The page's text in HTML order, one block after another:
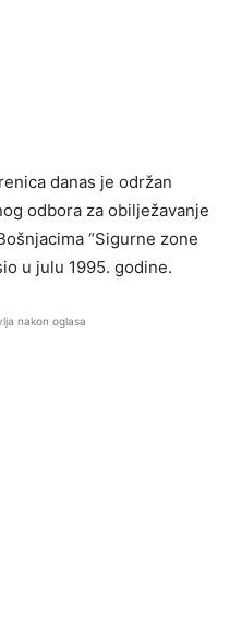
danas je održan
odbora za obilježavanje
“Sigurne zone
u julu 1995. godine.
nakon oglasa